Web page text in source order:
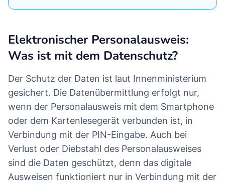
Elektronischer Personalausweis:
Was ist mit dem Datenschutz?
Der Schutz der Daten ist laut Innenministerium
gesichert. Die Datenübermittlung erfolgt nur,
wenn der Personalausweis mit dem Smartphone
oder dem Kartenlesegerät verbunden ist, in
Verbindung mit der PIN-Eingabe. Auch bei
Verlust oder Diebstahl des Personalausweises
sind die Daten geschützt, denn das digitale
Ausweisen funktioniert nur in Verbindung mit der